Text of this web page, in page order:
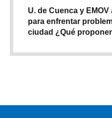
U. de Cuenca y
para enfrentar
ciudad ¿Qué